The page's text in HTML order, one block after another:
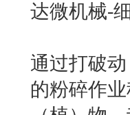
达微机械-
通过打破
的粉碎作